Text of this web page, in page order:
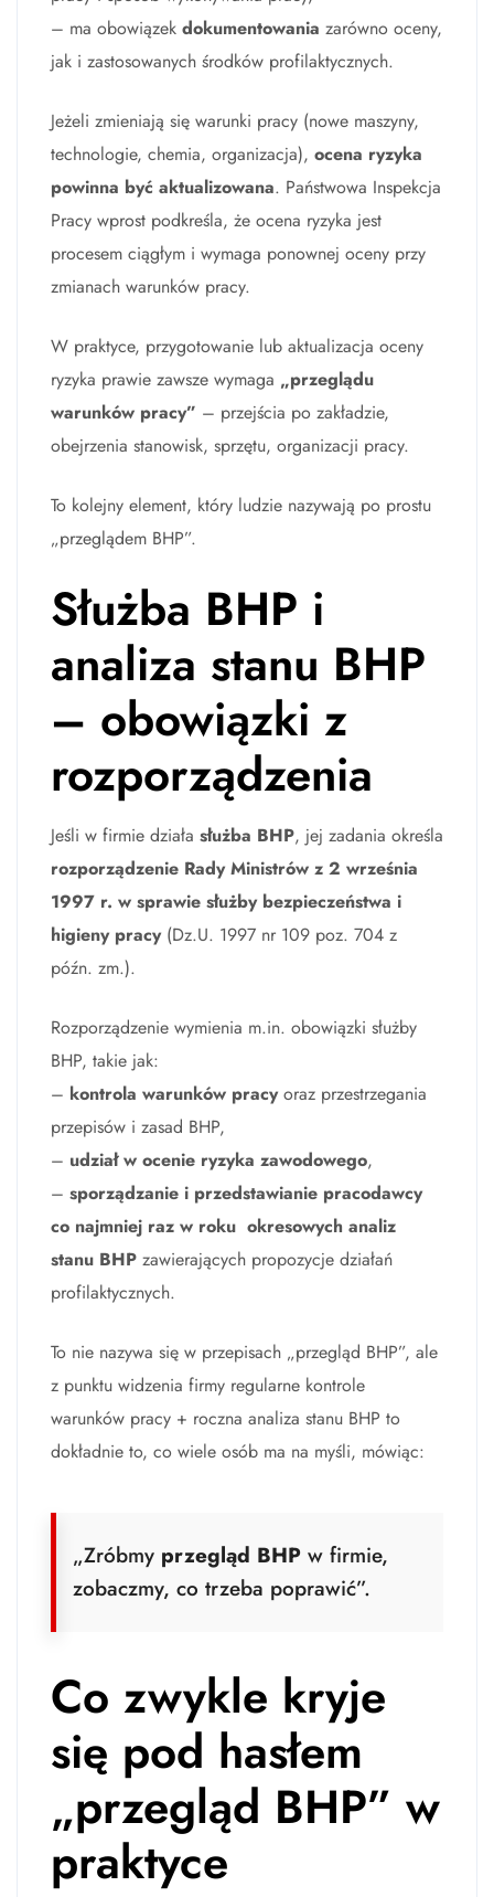
– ma obowiązek dokumentowania zarówno oceny,
jak i zastosowanych środków profilaktycznych.
Jeżeli zmieniają się warunki pracy (nowe maszyny,
technologie, chemia, organizacja), ocena ryzyka
powinna być aktualizowana. Państwowa Inspekcja
Pracy wprost podkreśla, że ocena ryzyka jest
procesem ciągłym i wymaga ponownej oceny przy
zmianach warunków pracy.
W praktyce, przygotowanie lub aktualizacja oceny
ryzyka prawie zawsze wymaga „przeglądu
warunków pracy” – przejścia po zakładzie,
obejrzenia stanowisk, sprzętu, organizacji pracy.
To kolejny element, który ludzie nazywają po prostu
„przeglądem BHP”.
Służba BHP i
analiza stanu BHP
– obowiązki z
rozporządzenia
Jeśli w firmie działa służba BHP, jej zadania określa
rozporządzenie Rady Ministrów z 2 września
1997 r. w sprawie służby bezpieczeństwa i
higieny pracy(Dz.U. 1997 nr 109 poz. 704 z
późn. zm.).
Rozporządzenie wymienia m.in. obowiązki służby
BHP, takie jak:
– kontrola warunków pracyoraz przestrzegania
przepisów i zasad BHP,
– udział w ocenie ryzyka zawodowego,
– sporządzanie i przedstawianie pracodawcy
co najmniej raz w roku okresowych analiz
stanu BHP zawierających propozycje działań
profilaktycznych.
To nie nazywa się w przepisach „przegląd BHP”, ale
z punktu widzenia firmy regularne kontrole
warunków pracy + roczna analiza stanu BHP to
dokładnie to, co wiele osób ma na myśli, mówiąc:
„Zróbmy przegląd BHP w firmie,
zobaczmy, co trzeba poprawić”.
Co zwykle kryje
się pod hasłem
„przegląd BHP” w
praktyce